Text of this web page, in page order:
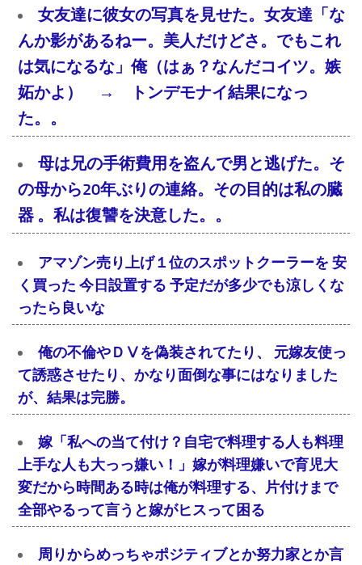
女友達に彼女の写真を見せた。女友達「な
んか影があるねー。美人だけどさ。でもこれ
は気になるな」俺（はぁ？なんだコイツ。嫉
妬かよ） → トンデモナイ結果になっ
た。。
母は兄の手術費用を盗んで男と逃げた。そ
の母から20年ぶりの連絡。その目的は私の臓
器 。私は復讐を決意した。。
アマゾン売り上げ１位のスポットクーラーを 安
く買った 今日設置する 予定だが多少でも涼しくな
ったら良いな
俺の不倫やＤⅤを偽装されてたり、 元嫁友使っ
て誘惑させたり、かなり面倒な事にはなりました
が、結果は完勝。
嫁「私への当て付け？自宅で料理する人も料理
上手な人も大っっ嫌い！」嫁が料理嫌いで育児大
変だから時間ある時は俺が料理する、片付けまで
全部やるって言うと嫁がヒスって困る
周りからめっちゃポジティブとか努力家とか言